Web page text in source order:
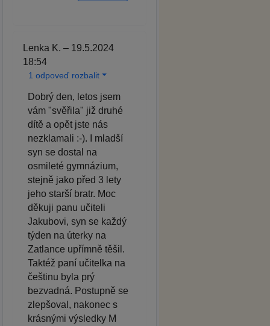
Lenka K. – 19.5.2024
18:54
1 odpoveď rozbalit
Dobrý den, letos jsem
vám "svěřila" již druhé
dítě a opět jste nás
nezklamali :-). I mladší
syn se dostal na
osmileté gymnázium,
stejně jako před 3 lety
jeho starší bratr. Moc
děkuji panu učiteli
Jakubovi, syn se každý
týden na úterky na
Zatlance upřímně těšil.
Taktéž paní učitelka na
češtinu byla prý
bezvadná. Postupně se
zlepšoval, nakonec s
krásnými výsledky M